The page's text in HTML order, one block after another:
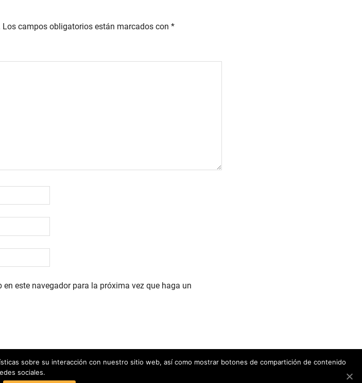
Los campos obligatorios están marcados con *
este navegador para la próxima vez que haga un
sobre su interacción con nuestro sitio web, así como mostrar botones de compartición de contenido
sociales.